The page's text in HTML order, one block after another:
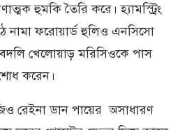
হুমকি তৈরি করে। হ্যামস্ট্রিং
নামা ফরোয়ার্ড হুলিও এনসিসো
খেলোয়াড় মরিসিওকে পাস
করেন।
রেইনা ডান পায়ের অসাধারণ